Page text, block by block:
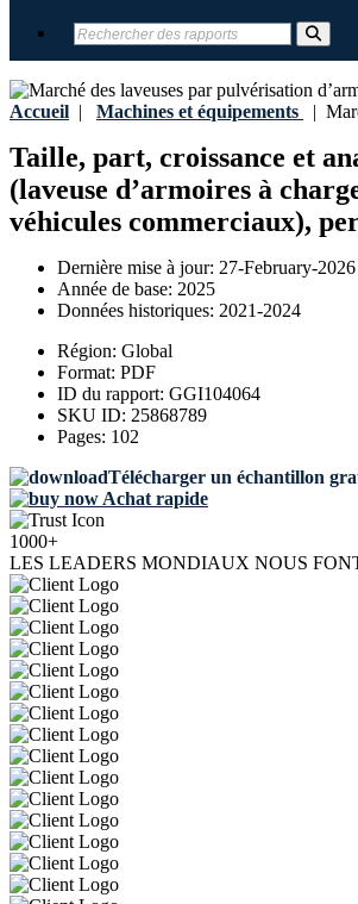
Accueil | Machines et équipements |
Taille, part, croissance et
(laveuse d’armoires à
véhicules commerciaux),
Dernière mise à jour: 27-February-2026
Année de base: 2025
Données historiques: 2021-2024
Région: Global
Format: PDF
ID du rapport: GGI104064
SKU ID: 25868789
Pages: 102
Télécharger un échantillon
Achat rapide
1000+
LES LEADERS MONDIAUX NOUS